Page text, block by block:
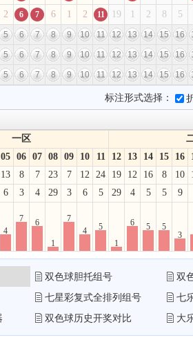
2 6 7 6 1 2 11 19 1 2 8 5
5 6 7 8 9 10 11 12 13 14 15 16
5 6 7 8 9 10 11 12 13 14 15 16
5 6 7 8 9 10 11 12 13 14 15 16
标注形式选择：
一区
05 06 07 08 09 10 11 12 13 14 15 16
13 8 7 23 7 12 24 19 12 16 8 10
6 3 4 29 3 6 5 29 4 5 5 9
4
7 6
1
7
4
5
1
6 5
5
3
双色球胆托组号
双
七星彩复式全排列组号
七
双色球历史开奖对比 大